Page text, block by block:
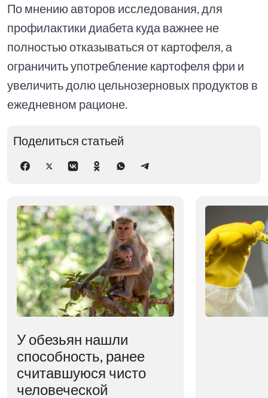
По мнению авторов исследования, для
профилактики диабета куда важнее не
полностью отказываться от картофеля, а
ограничить употребление картофеля фри и
увеличить долю цельнозерновых продуктов в
ежедневном рационе.
Поделиться статьей
У обезьян нашли
способность, ранее
считавшуюся чисто
человеческой